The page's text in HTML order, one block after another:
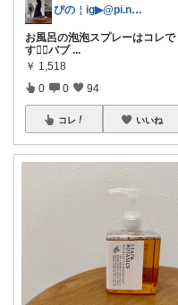
ぴの￤ig▶︎@pi.no_living
お風呂の泡泡スプレーはコレで
す🙆‍♀️バブ ...
￥ 1,518
0 0 94
コレ いいね